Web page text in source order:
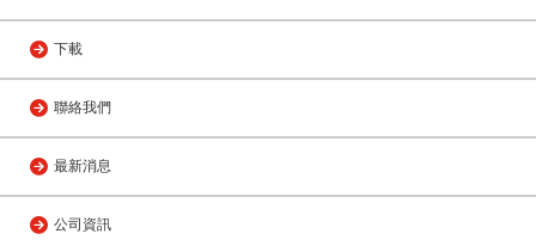
下載
聯絡我們
最新消息
公司資訊